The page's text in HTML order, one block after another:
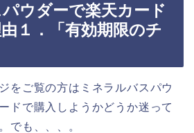
ウダーで楽天カード
１．「有効期限のチ
をご覧の方はミネラルバスパウ
ドで購入しようかどうか迷って
でも、、、。